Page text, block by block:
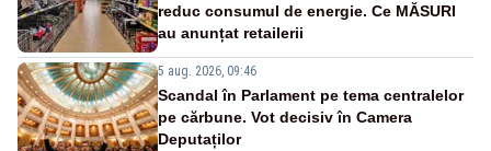
reduc consumul de energie. Ce MĂSURI
au anunțat retailerii
5 aug. 2026, 09:46
Scandal în Parlament pe tema centralelor
pe cărbune. Vot decisiv în Camera
Deputaților